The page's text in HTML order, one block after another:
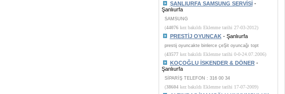
ŞANLIURFA SAMSUNG SERVİSİ-
Şanlıurfa
SAMSUNG
(44076kez bakıldı Eklenme tarihi 27-03-2012)
PRESTİJ OYUNCAK- Şanlıurfa
prestij oyuncakte binlerce çeŞit oyuncağı topt
(43577kez bakıldı Eklenme tarihi 0-0-24.07.2006)
KOÇOĞLU İSKENDER & DÖNER-
Şanlıurfa
SİPARİŞ TELEFON : 316 00 34
(38604kez bakıldı Eklenme tarihi 17-07-2009)